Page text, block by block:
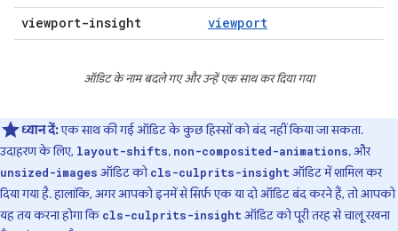
viewport-insight
viewport
ऑडिट के नाम बदले गए और उन्हें एक साथ कर दिया गया
ध्यान दें:एक साथ की गई ऑडिट के कुछ हिस्सों को बंद नहीं किया जा सकता.
उदाहरण के लिए, layout-shifts, non-composited-animations, और
unsized-images ऑडिट कोcls-culprits-insight ऑडिट में शामिल कर
दिया गया है. हालांकि, अगर आपको इनमें से सिर्फ़ एक या दो ऑडिट बंद करने हैं, तो आपको
यह तय करना होगा कि cls-culprits-insight ऑडिट को पूरी तरह से चालू रखना